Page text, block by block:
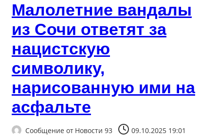
Малолетние вандалы
из Сочи ответят за
нацистскую
символику,
нарисованную ими на
асфальте
Сообщение от Новости 93 09.10.2025 19:01